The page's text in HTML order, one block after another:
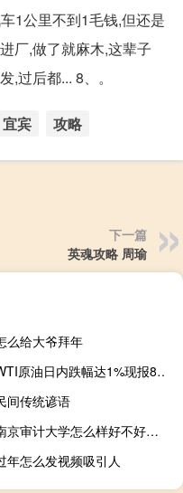
1公里不到1毛钱,但还是
厂,做了就麻木,这辈子
,过后都... 8、。
宜宾 攻略
下一篇
英魂攻略 周瑜
么给大爷拜年
WTI原油日内跌幅达1%现报80.78美元/桶；布伦特原油日内跌0.78%现报83.10美元/桶
间传统谚语
南京审计大学怎么样好不好（南京审计大学怎么样）
年怎么发视频吸引人